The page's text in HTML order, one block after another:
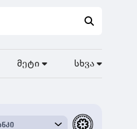
მეტი სხვა